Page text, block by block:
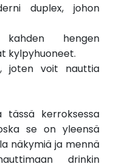
duplex, johon
hengen
kylpyhuoneet.
joten voit nauttia
tässä kerroksessa
se on yleensä
näkymiä ja mennä
drinkin